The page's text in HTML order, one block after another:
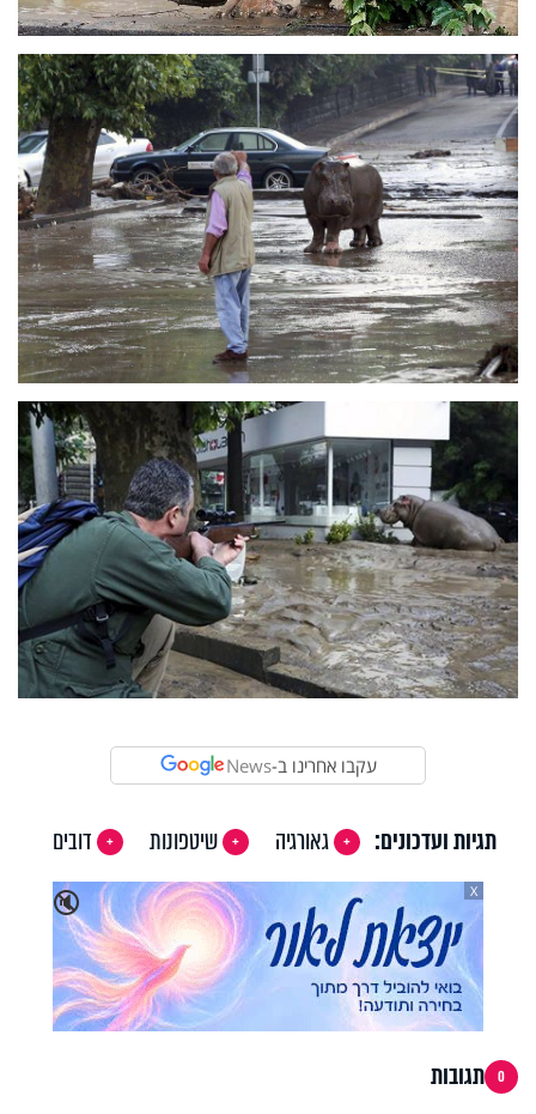
עקבו אחרינו ב-News
תגיות ועדכונים: גאורגיה שיטפונות
דובים
🔇
X
0 תגובות